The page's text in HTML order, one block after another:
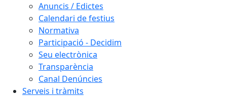
Anuncis / Edictes
Calendari de festius
Normativa
Participació - Decidim
Seu electrònica
Transparència
Canal Denúncies
Serveis i tràmits